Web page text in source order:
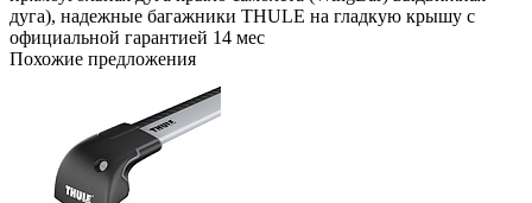
дуга), надежные багажники THULE на гладкую крышу с
официальной гарантией 14 мес
Похожие предложения